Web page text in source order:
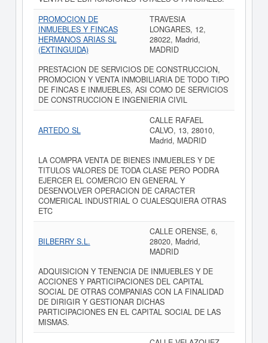
PROMOCION DE
INMUEBLES Y FINCAS
HERMANOS ARIAS SL
(EXTINGUIDA)
TRAVESIA
LONGARES, 12,
28022, Madrid,
MADRID
PRESTACION DE SERVICIOS DE CONSTRUCCION,
PROMOCION Y VENTA INMOBILIARIA DE TODO TIPO
DE FINCAS E INMUEBLES, ASI COMO DE SERVICIOS
DE CONSTRUCCION E INGENIERIA CIVIL
ARTEDO SL
CALLE RAFAEL
CALVO, 13, 28010,
Madrid, MADRID
LA COMPRA VENTA DE BIENES INMUEBLES Y DE
TITULOS VALORES DE TODA CLASE PERO PODRA
EJERCER EL COMERCIO EN GENERAL Y
DESENVOLVER OPERACION DE CARACTER
COMERICAL INDUSTRIAL O CUALESQUIERA OTRAS
ETC
BILBERRY S.L.
CALLE ORENSE, 6,
28020, Madrid,
MADRID
ADQUISICION Y TENENCIA DE INMUEBLES Y DE
ACCIONES Y PARTICIPACIONES DEL CAPITAL
SOCIAL DE OTRAS COMPANIAS CON LA FINALIDAD
DE DIRIGIR Y GESTIONAR DICHAS
PARTICIPACIONES EN EL CAPITAL SOCIAL DE LAS
MISMAS.